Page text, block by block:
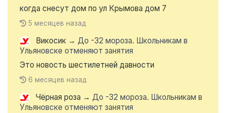
когда снесут дом по ул Крымова дом 7
5 месяцев назад
Викосик → До -32 мороза. Школьникам в
Ульяновске отменяют занятия
Это новость шестилетней давности
6 месяцев назад
Чёрная роза → До -32 мороза. Школьникам в
Ульяновске отменяют занятия